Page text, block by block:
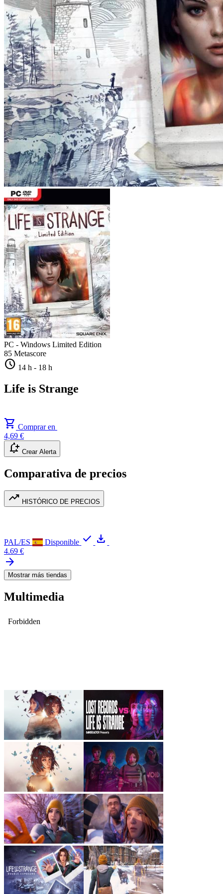
PC - Windows Limited Edition
85 Metascore
schedule 14 h - 18 h
Life is Strange
shopping_cart Comprar en
4,69 €
notification_add Crear Alerta
Comparativa de precios
trending_up HISTÓRICO DE PRECIOS
PAL/ES Disponible check download
4.69 €
arrow_forward
Mostrar más tiendas
Multimedia